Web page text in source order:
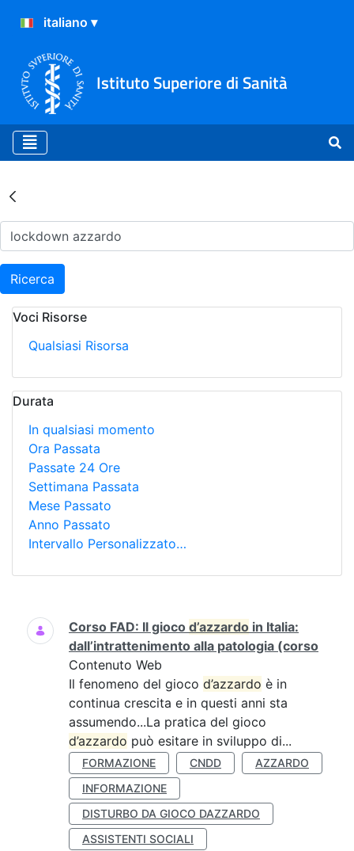
Istituto Superiore di Sanità
Risultati della Ricerca -
Ricerca
Voci Risorse
Qualsiasi Risorsa
Durata
In qualsiasi momento
Ora Passata
Passate 24 Ore
Settimana Passata
Mese Passato
Anno Passato
Intervallo Personalizzato…
Ricerca
Corso FAD: Il gioco d’azzardo in Italia:
dall’intrattenimento alla patologia (corso
Contenuto Web
Il fenomeno del gioco d’azzardo è in
continua crescita e in questi anni sta
assumendo...La pratica del gioco
d’azzardo può esitare in sviluppo di...
FORMAZIONE CNDD
AZZARDO
INFORMAZIONE
DISTURBO DA GIOCO DAZZARDO
ASSISTENTI SOCIALI